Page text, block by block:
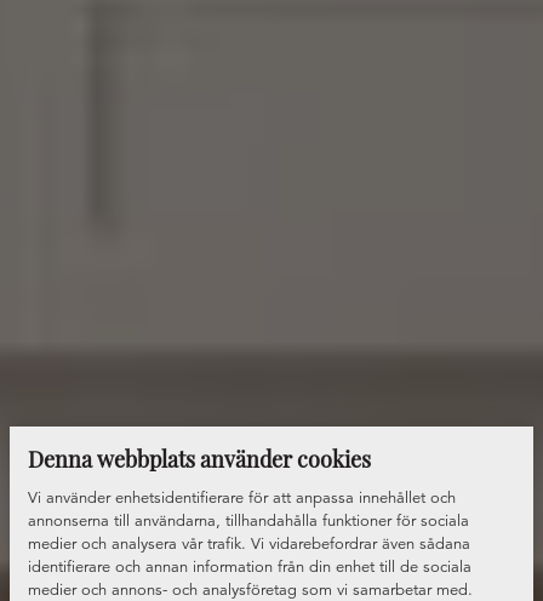
Denna webbplats använder cookies
Vi använder enhetsidentifierare för att anpassa innehållet och
annonserna till användarna, tillhandahålla funktioner för sociala
medier och analysera vår trafik. Vi vidarebefordrar även sådana
identifierare och annan information från din enhet till de sociala
medier och annons- och analysföretag som vi samarbetar med.